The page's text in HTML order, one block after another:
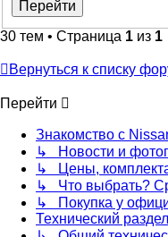
30 тем • Страница 1 из 1
Вернуться к списку
Перейти
Знакомство с
↳ Новости и
↳ Цены,
↳ Что выбрать?
↳ Покупка у
Технический раздел